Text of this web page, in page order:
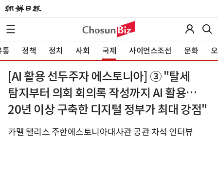
통 정책 정치 사회 국제 사이언스조선 문화
[AI 활용 선두주자 에스토니아] ③ "탈세
탐지부터 의회 회의록 작성까지 AI 활용…
20년 이상 구축한 디지털 정부가 최대 강점"
카멜 텔리스 주한에스토니아대사관 공관 차석 인터뷰